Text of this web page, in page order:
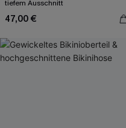
tiefem Ausschnitt
47,00 €